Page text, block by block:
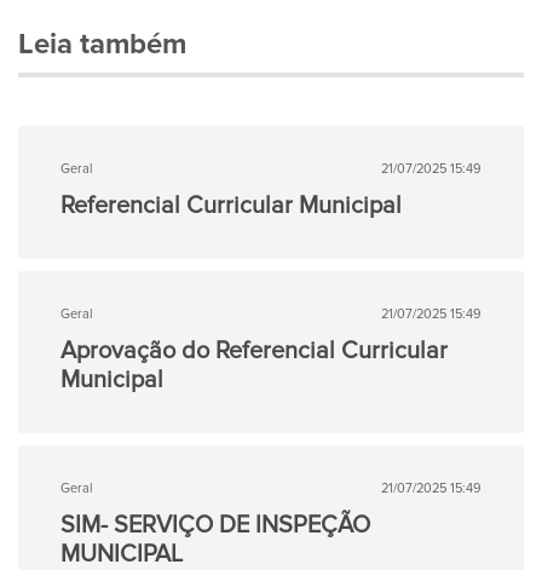
Leia também
Geral 21/07/2025 15:49
Referencial Curricular Municipal
Geral 21/07/2025 15:49
Aprovação do Referencial Curricular
Municipal
Geral 21/07/2025 15:49
SIM- SERVIÇO DE INSPEÇÃO
MUNICIPAL